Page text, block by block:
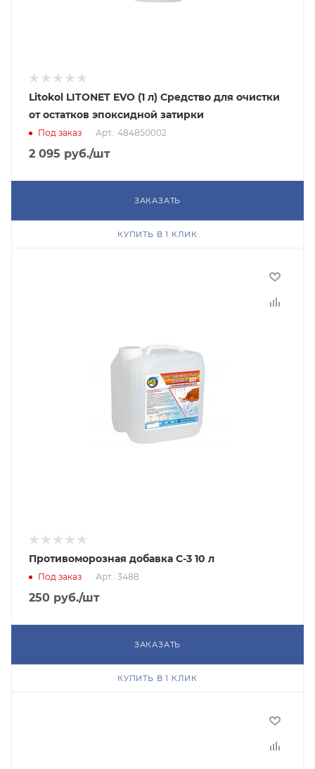
Litokol LITONET EVO (1 л) Средство для очистки
от остатков эпоксидной затирки
Под заказ Арт.: 484850002
2 095 руб./шт
ЗАКАЗАТЬ
КУПИТЬ В 1 КЛИК
Противоморозная добавка С-3 10 л
Под заказ Арт.: 3488
250 руб./шт
ЗАКАЗАТЬ
КУПИТЬ В 1 КЛИК